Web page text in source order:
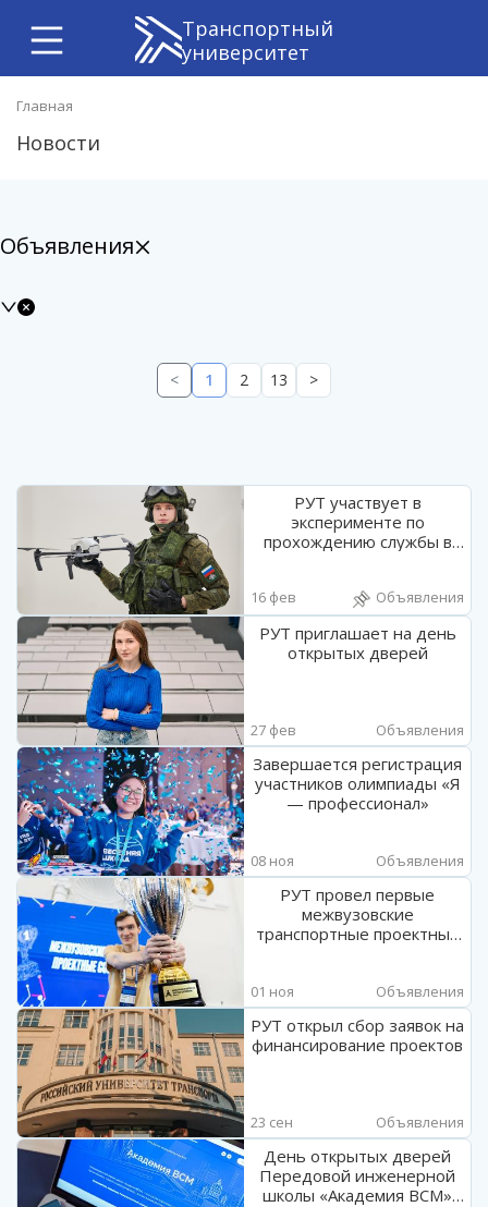
Транспортный
университет
Главная
Новости
Объявления
< 1 2 13 >
РУТ участвует в
эксперименте по
прохождению службы в
16 фев Объявления
РУТ приглашает на день
открытых дверей
27 фев Объявления
Завершается регистрация
участников олимпиады «Я
— профессионал»
08 ноя Объявления
РУТ провел первые
межвузовские
транспортные проектные
01 ноя Объявления
РУТ открыл сбор заявок на
финансирование проектов
23 сен Объявления
День открытых дверей
Передовой инженерной
школы «Академия ВСМ»